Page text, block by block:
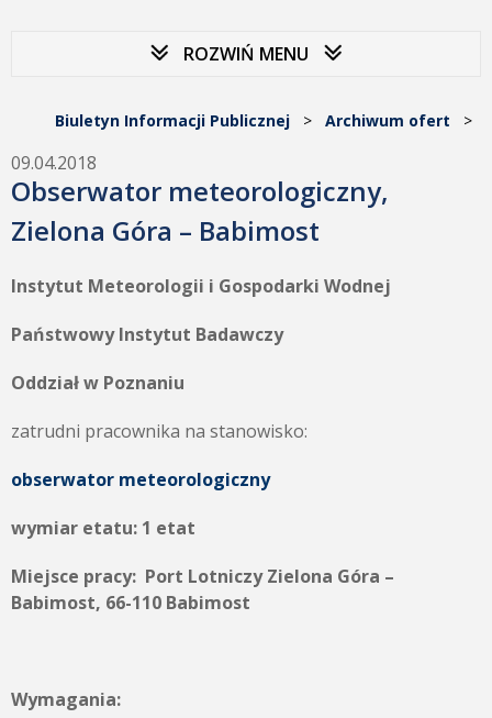
ROZWIŃ MENU
Biuletyn Informacji Publicznej > Archiwum ofert >
09.04.2018
Obserwator meteorologiczny,
Zielona Góra – Babimost
Instytut Meteorologii i Gospodarki Wodnej
Państwowy Instytut Badawczy
Oddział w Poznaniu
zatrudni pracownika na stanowisko:
obserwator meteorologiczny
wymiar etatu: 1 etat
Miejsce pracy: Port Lotniczy Zielona Góra –
Babimost, 66-110 Babimost
Wymagania: